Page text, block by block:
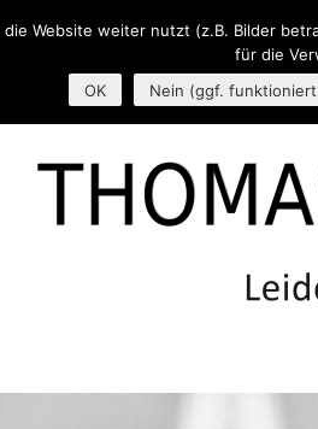
AKTUELLES PROJEKTE
die Website weiter nutzt (z.B. Bilder
für die
OK
Nein (ggf.